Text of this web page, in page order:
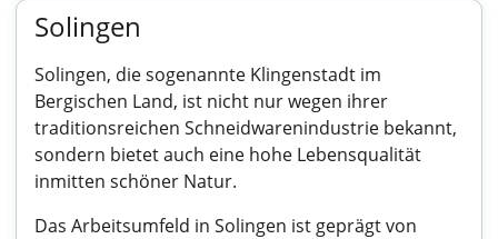
Solingen
Solingen, die sogenannte Klingenstadt im
Bergischen Land, ist nicht nur wegen ihrer
traditionsreichen Schneidwarenindustrie bekannt,
sondern bietet auch eine hohe Lebensqualität
inmitten schöner Natur.
Das Arbeitsumfeld in Solingen ist geprägt von